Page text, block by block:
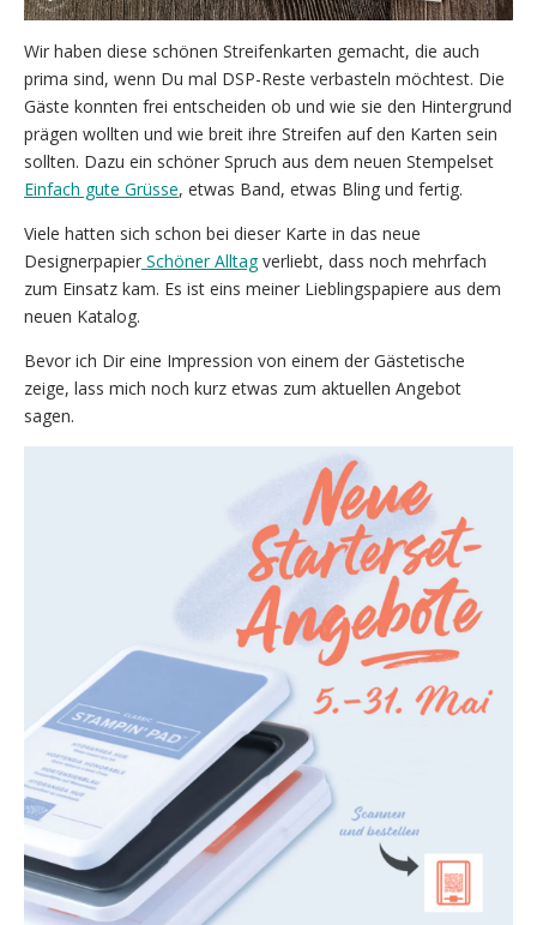
Wir haben diese schönen Streifenkarten gemacht, die auch
prima sind, wenn Du mal DSP-Reste verbasteln möchtest. Die
Gäste konnten frei entscheiden ob und wie sie den Hintergrund
prägen wollten und wie breit ihre Streifen auf den Karten sein
sollten. Dazu ein schöner Spruch aus dem neuen Stempelset
Einfach gute Grüsse, etwas Band, etwas Bling und fertig.
Viele hatten sich schon bei dieser Karte in das neue
Designerpapier Schöner Alltagverliebt, dass noch mehrfach
zum Einsatz kam. Es ist eins meiner Lieblingspapiere aus dem
neuen Katalog.
Bevor ich Dir eine Impression von einem der Gästetische
zeige, lass mich noch kurz etwas zum aktuellen Angebot
sagen.